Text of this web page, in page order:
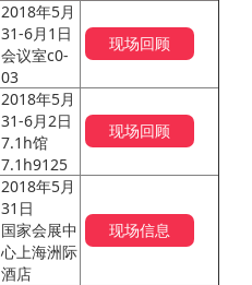
2018年5月
31-6月1日
会议室c0-
03
现场回顾
2018年5月
31-6月2日
7.1h馆
7.1h9125
现场回顾
2018年5月
31日
国家会展中
心上海洲际
酒店
现场信息